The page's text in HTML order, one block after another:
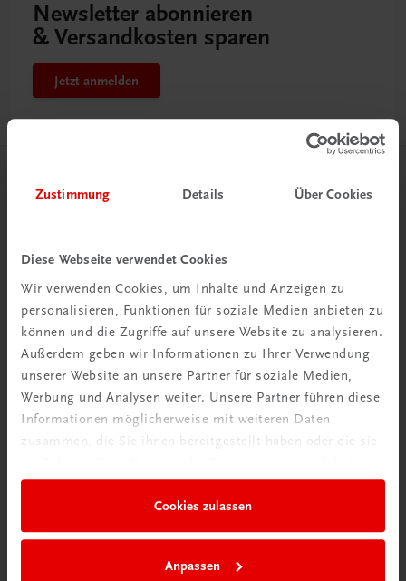
Zustimmung Details Über Cookies
Diese Webseite verwendet Cookies
Wir verwenden Cookies, um Inhalte und Anzeigen zu
personalisieren, Funktionen für soziale Medien anbieten zu
können und die Zugriffe auf unsere Website zu analysieren.
Außerdem geben wir Informationen zu Ihrer Verwendung
unserer Website an unsere Partner für soziale Medien,
Werbung und Analysen weiter. Unsere Partner führen diese
Informationen möglicherweise mit weiteren Daten
zusammen, die Sie ihnen bereitgestellt haben oder die sie
Cookies zulassen
Anpassen
Newsletter abonnieren
& Versandkosten sparen
Jetzt anmelden
Herzlich willkommen bei TRAUNER!
Wir über uns
Familienunternehmen mit 80 Mitarbeiterinnen und
Mitarbeitern, die eines verbindet: Begeisterung für unsere
Produkte.
mehr erfahren
Wir sind gerne für Sie da
TRAUNER Verlag + Buchservice GmbH